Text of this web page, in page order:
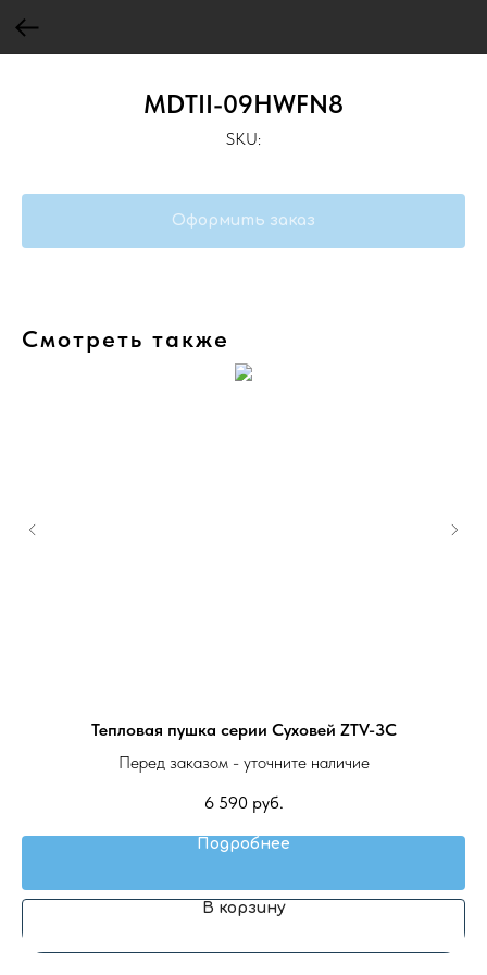
MDTII-09HWFN8
SKU:
Оформить заказ
Смотреть также
Тепловая пушка серии Суховей ZTV-3C
Перед заказом - уточните наличие
6 590 руб.
Подробнее
В корзину